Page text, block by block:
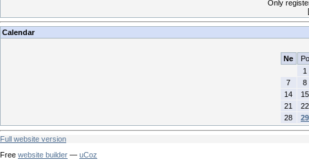
Only
Calendar
Ne
Po
1
7
8
14
15
21
22
28
29
Full website version
Free website builder — uCoz